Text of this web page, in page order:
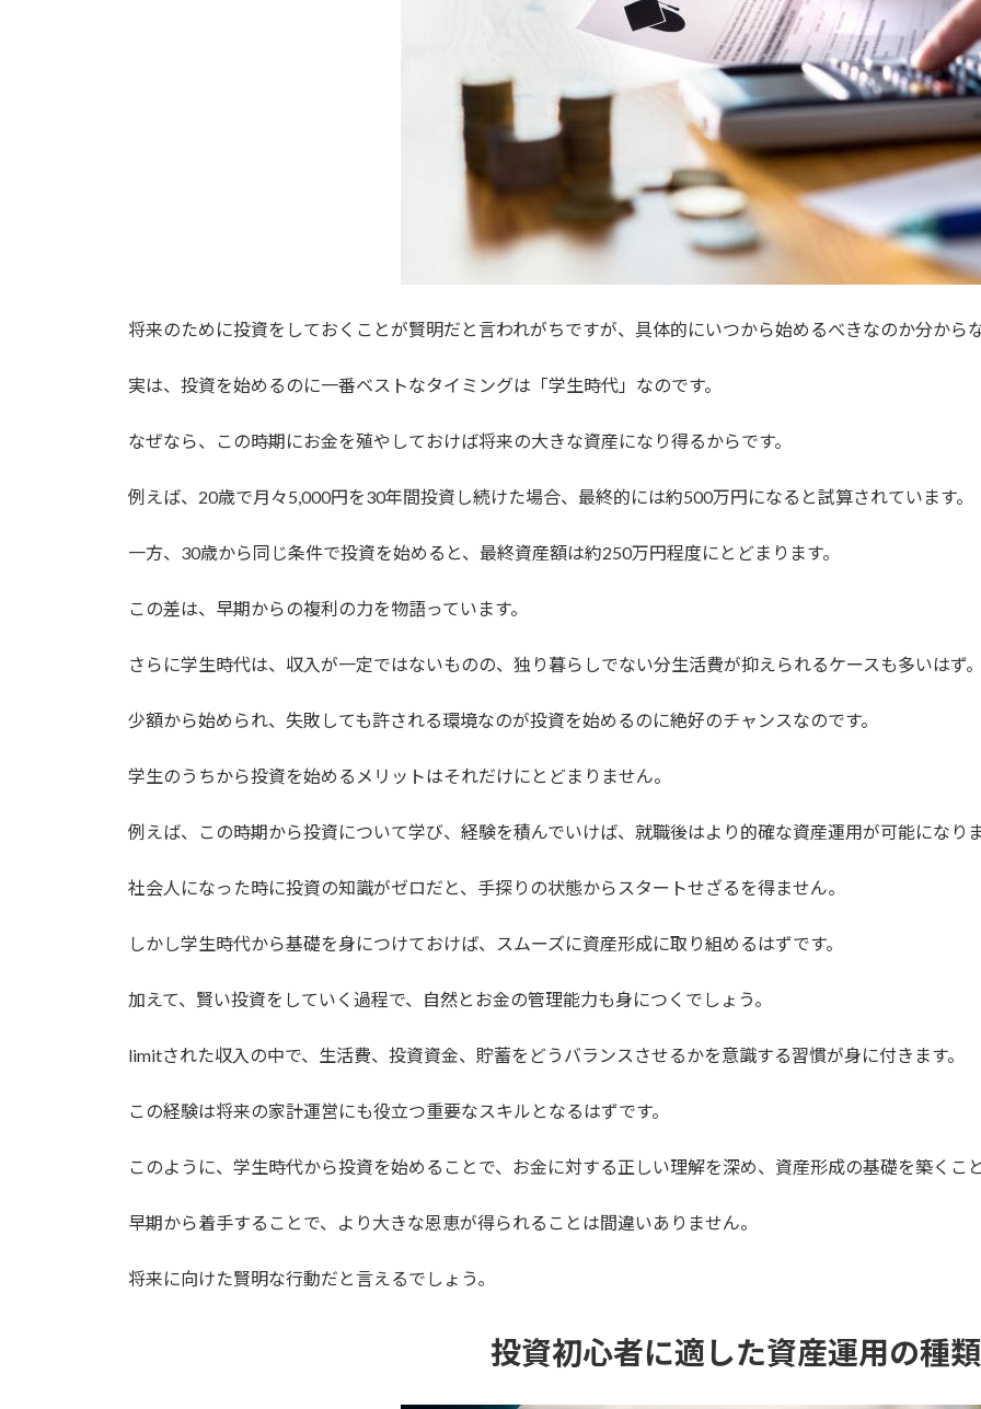
将来のために投資をしておくことが賢明だと言われがちですが、具体的にいつから始めるべきなのか分から
実は、投資を始めるのに一番ベストなタイミングは「学生時代」なのです。
なぜなら、この時期にお金を殖やしておけば将来の大きな資産になり得るからです。
例えば、20歳で月々5,000円を30年間投資し続けた場合、最終的には約500万円になると試算されています。
一方、30歳から同じ条件で投資を始めると、最終資産額は約250万円程度にとどまります。
この差は、早期からの複利の力を物語っています。
さらに学生時代は、収入が一定ではないものの、独り暮らしでない分生活費が抑えられるケースも多いはず。
少額から始められ、失敗しても許される環境なのが投資を始めるのに絶好のチャンスなのです。
学生のうちから投資を始めるメリットはそれだけにとどまりません。
例えば、この時期から投資について学び、経験を積んでいけば、就職後はより的確な資産運用が可能になりま
社会人になった時に投資の知識がゼロだと、手探りの状態からスタートせざるを得ません。
しかし学生時代から基礎を身につけておけば、スムーズに資産形成に取り組めるはずです。
加えて、賢い投資をしていく過程で、自然とお金の管理能力も身につくでしょう。
limitされた収入の中で、生活費、投資資金、貯蓄をどうバランスさせるかを意識する習慣が身に付きます。
この経験は将来の家計運営にも役立つ重要なスキルとなるはずです。
このように、学生時代から投資を始めることで、お金に対する正しい理解を深め、資産形成の基礎を築くこ
早期から着手することで、より大きな恩恵が得られることは間違いありません。
将来に向けた賢明な行動だと言えるでしょう。
投資初心者に適した資産運用の種類